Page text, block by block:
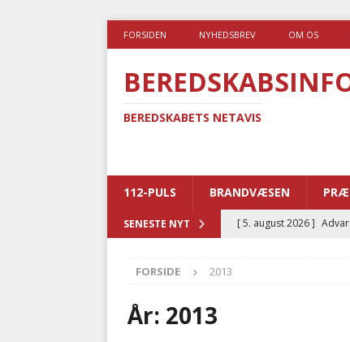
FORSIDEN NYHEDSBREV OM OS
BEREDSKABETS NETAVIS
112-PULS BRANDVÆSEN
SENESTE NYT [ 5. august 2026 ]
FORSIDE 2013
År: 2013